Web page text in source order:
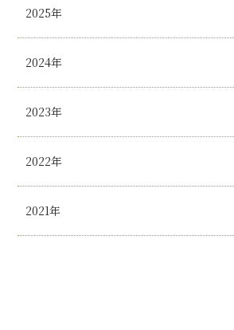
2025年
2024年
2023年
2022年
2021年